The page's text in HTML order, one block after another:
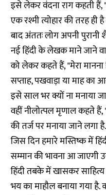
इसे लेकर वंदना राग कहती
एक रश्मी त्योहार की तरह ही
बाद अंततः लोग अपनी पुरानी
नई हिंदी के लेखक माने जाने
को लेकर कहते हैं, "मेरा मानना
सप्ताह, पखवाड़ा या माह का
इसे साल भर क्यों ना मनाया
वहीं नीलोत्पल मृणाल कहते
की तर्ज पर मनाया जाने लगा
जिस दिन हमारे मस्तिष्क में
सम्मान की भावना आ जाएगी
हिंदी तबके में खासकर
भय का माहौल बनाया गया है.